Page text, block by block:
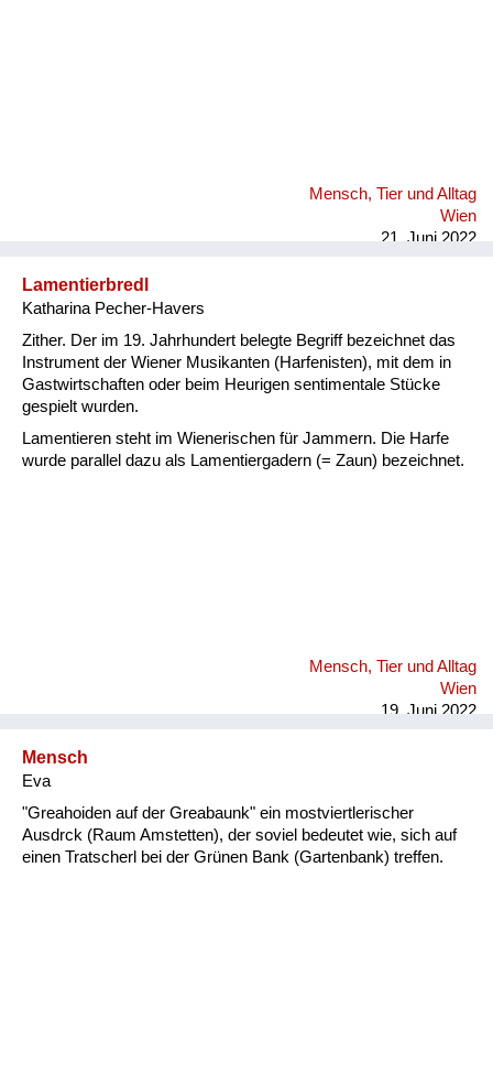
Mensch, Tier und Alltag
Wien
21. Juni 2022
Lamentierbredl
Katharina Pecher-Havers
Zither. Der im 19. Jahrhundert belegte Begriff bezeichnet das
Instrument der Wiener Musikanten (Harfenisten), mit dem in
Gastwirtschaften oder beim Heurigen sentimentale Stücke
gespielt wurden.
Lamentieren steht im Wienerischen für Jammern. Die Harfe
wurde parallel dazu als Lamentiergadern (= Zaun) bezeichnet.
Mensch, Tier und Alltag
Wien
19. Juni 2022
Mensch
Eva
"Greahoiden auf der Greabaunk" ein mostviertlerischer
Ausdrck (Raum Amstetten), der soviel bedeutet wie, sich auf
einen Tratscherl bei der Grünen Bank (Gartenbank) treffen.